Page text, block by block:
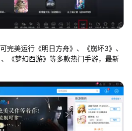
完美运行《明日方舟》、《崩坏3》、
《梦幻西游》等多款热门手游，最新